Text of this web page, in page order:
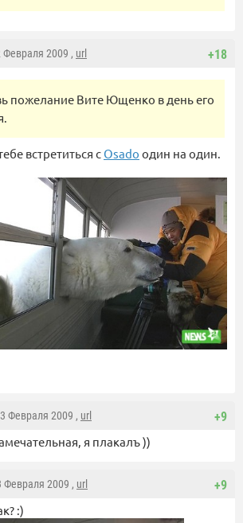
+18
Февраля 2009 , url
пожелание Вите Ющенко в день его
встретиться с Osado один на один.
+9
Февраля 2009 , url
я плакалъ ))
+9
Февраля 2009 , url
:)